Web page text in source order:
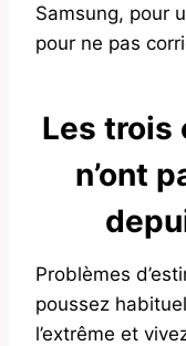
Samsung, pour
pour ne pas
Les trois
n’ont
Problèmes
poussez
l’extrême et